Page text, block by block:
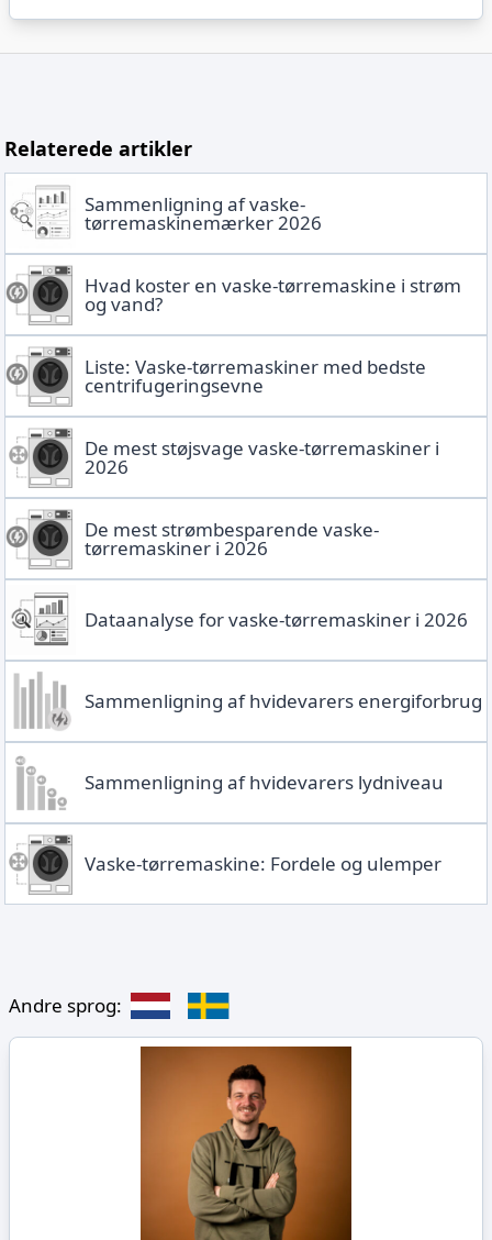
Relaterede artikler
Sammenligning af vaske-
tørremaskinemærker 2026
Hvad koster en vaske-tørremaskine i strøm
og vand?
Liste: Vaske-tørremaskiner med bedste
centrifugeringsevne
De mest støjsvage vaske-tørremaskiner i
2026
De mest strømbesparende vaske-
tørremaskiner i 2026
Dataanalyse for vaske-tørremaskiner i 2026
Sammenligning af hvidevarers energiforbrug
Sammenligning af hvidevarers lydniveau
Vaske-tørremaskine: Fordele og ulemper
Andre sprog: